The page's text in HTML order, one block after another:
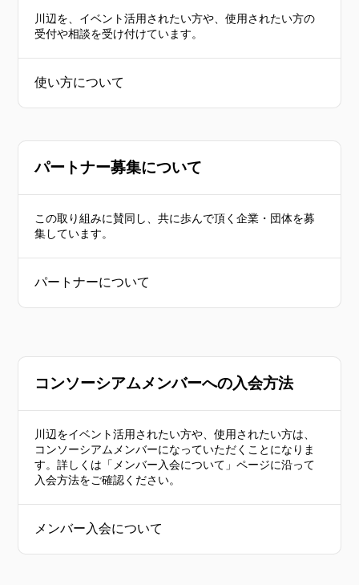
川辺を、イベント活用されたい方や、使用されたい方の
受付や相談を受け付けています。
使い方について
パートナー募集について
この取り組みに賛同し、共に歩んで頂く企業・団体を募
集しています。
パートナーについて
コンソーシアムメンバーへの入会方法
川辺をイベント活用されたい方や、使用されたい方は、
コンソーシアムメンバーになっていただくことになりま
す。詳しくは「メンバー入会について」ページに沿って
入会方法をご確認ください。
メンバー入会について